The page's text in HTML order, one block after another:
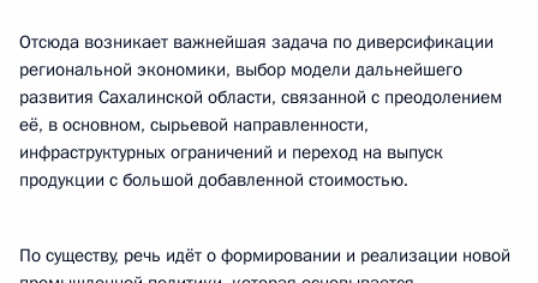
Отсюда возникает важнейшая задача по диверсификации
региональной экономики, выбор модели дальнейшего
развития Сахалинской области, связанной с преодолением
её, в основном, сырьевой направленности,
инфраструктурных ограничений и переход на выпуск
продукции с большой добавленной стоимостью.
По существу, речь идёт о формировании и реализации новой